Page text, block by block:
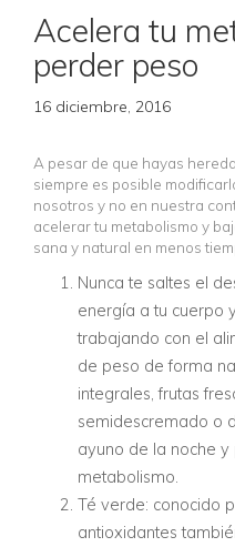
Acelera tu
perder peso
16 diciembre, 2016
A pesar de que hayas
siempre es posible
nosotros y no en nuestra
acelerar tu metabolismo y
sana y natural en menos
Nunca te saltes el
energía a tu cuerpo
trabajando con el
de peso de forma
integrales, frutas
semidescremado o
ayuno de la noche
metabolismo.
Té verde: conocido
antioxidantes